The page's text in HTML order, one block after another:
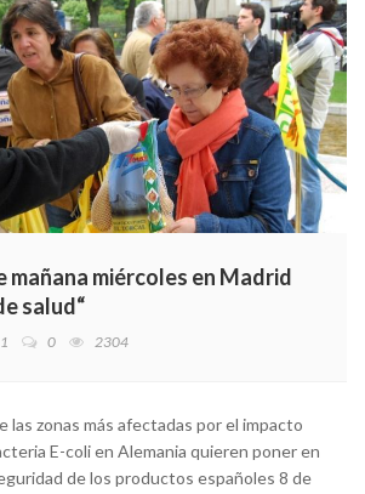
mañana miércoles en Madrid
salud“
0 2304
las zonas más afectadas por el impacto
E-coli en Alemania quieren poner en
de los productos españoles 8 de